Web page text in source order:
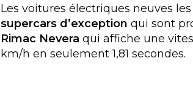
Les voitures électriques neuves
supercars d’exception qui sont
Rimac Nevera qui affiche une
km/h en seulement 1,81 secondes.